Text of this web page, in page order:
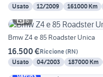
Usato
12/2009 161000 Km
6
Bmw Z4 e 85 Roadster Unica
16.500 €Riccione(RN)
Usato
04/2003 187000 Km